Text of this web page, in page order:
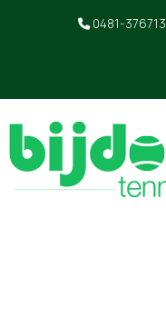
0481-376713